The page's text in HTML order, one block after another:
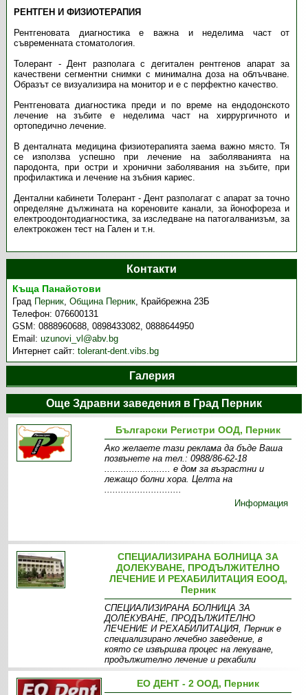
РЕНТГЕН И ФИЗИОТЕРАПИЯ
Рентгеновата диагностика е важна и неделима част от
съвременната стоматология.
Толерант - Дент разполага с дегитален рентгенов апарат за
качествени сегментни снимки с минимална доза на облъчване.
Образът се визуализира на монитор и е с перфектно качество.
Рентгеновата диагностика преди и по време на ендодонското
лечение на зъбите е неделима част на хиррургичното и
ортопедично лечение.
В денталната медицина физиотерапията заема важно място. Тя
се използва успешно при лечение на заболяванията на
пародонта, при остри и хронични заболявания на зъбите, при
профилактика и лечение на зъбния кариес.
Дентални кабинети Толерант - Дент разполагат с апарат за точно
определяне дължината на кореновите канали, за йонофореза и
електроодонтодиагностика, за изследване на патогалванизъм, за
електрокожен тест на Гален и т.н.
Контакти
Къща Панайотови
Град Перник ,Община Перник Крайбрежна 23Б
Телефон:076600131
GSM:0888960688, 0898433082, 0888644950
Email:uzunovi_vl@abv.bg
Интернет сайт:tolerant-dent.vibs.bg
Галерия
Още Здравни заведения в Град Перник
Български Регистри ООД, Перник
Ако желаете тази реклама да бъде Ваша
позвънете на тел.: 0988/86-62-18
........................ е дом за възрастни и
лежащо болни хора. Целта на
Информация
СПЕЦИАЛИЗИРАНА БОЛНИЦА ЗА
ДОЛЕКУВАНЕ, ПРОДЪЛЖИТЕЛНО
ЛЕЧЕНИЕ И РЕХАБИЛИТАЦИЯ ЕООД,
Перник
СПЕЦИАЛИЗИРАНА БОЛНИЦА ЗА
ДОЛЕКУВАНЕ, ПРОДЪЛЖИТЕЛНО
ЛЕЧЕНИЕ И РЕХАБИЛИТАЦИЯ, Перник е
специализирано лечебно заведение, в
която се извършва процес на лекуване,
продължително лечение и рехабили
ЕО ДЕНТ - 2 ООД, Перник